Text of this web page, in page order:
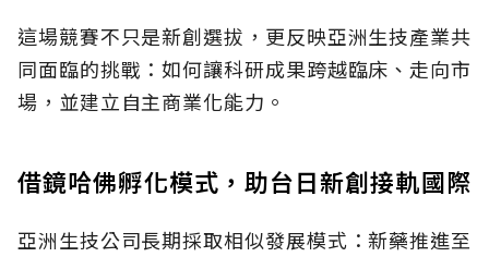
這場競賽不只是新創選拔，更反映亞洲生技產業共
同面臨的挑戰：如何讓科研成果跨越臨床、走向市
場，並建立自主商業化能力。
借鏡哈佛孵化模式，助台日新創接軌國際
亞洲生技公司長期採取相似發展模式：新藥推進至